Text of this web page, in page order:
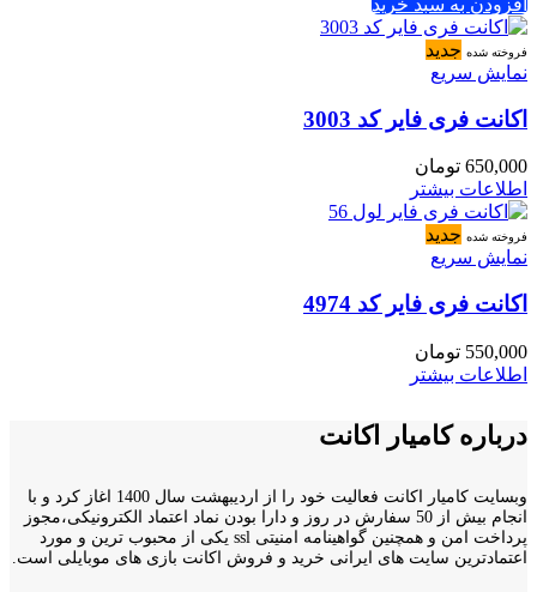
افزودن به سبد خرید
فروخته شده جدید
نمایش سریع
اکانت فری فایر کد 3003
650,000 تومان
اطلاعات بیشتر
فروخته شده جدید
نمایش سریع
اکانت فری فایر کد 4974
550,000 تومان
اطلاعات بیشتر
درباره کامیار اکانت
وبسایت کامیار اکانت فعالیت خود را از اردیبهشت سال 1400 اغاز کرد و با
انجام بیش از 50 سفارش در روز و دارا بودن نماد اعتماد الکترونیکی،مجوز
پرداخت امن و همچنین گواهینامه امنیتی ssl یکی از محبوب ترین و مورد
اعتمادترین سایت های ایرانی خرید و فروش اکانت بازی های موبایلی است.